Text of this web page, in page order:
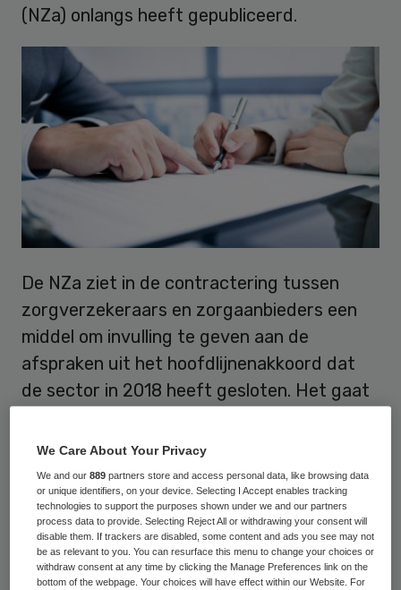
(NZa) onlangs heeft gepubliceerd.
De NZa ziet in de contractering tussen
zorgverzekeraars en zorgaanbieders een
middel om invulling te geven aan de
afspraken uit het hoofdlijnenakkoord dat
de sector in 2018 heeft gesloten. Het gaat
innovatie, organiserend vermogen en de
juiste zorg op de juiste plek. De monitor
moet inzichtelijk maken of de partijen deze
afspraken in het achterhoofd hebben
wanneer ze over contracten spreken. Dat
lijkt in de ggz nauwelijks het geval.
We Care About Your Privacy
We and our889 partners store and access personal data, like browsing data
or unique identifiers, on your device. Selecting I Accept enables tracking
technologies to support the purposes shown under we and our partners
process data to provide. Selecting Reject All or withdrawing your consent will
disable them. If trackers are disabled, some content and ads you see may not
be as relevant to you. You can resurface this menu to change your choices or
withdraw consent at any time by clicking the Manage Preferences link on the
bottom of the webpage. Your choices will have effect within our Website. For